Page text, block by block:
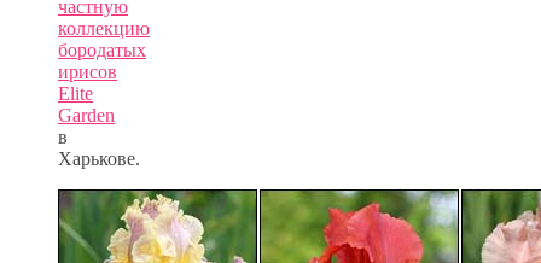
частную
коллекцию
бородатых
ирисов
Elite
Garden
в
Харькове.